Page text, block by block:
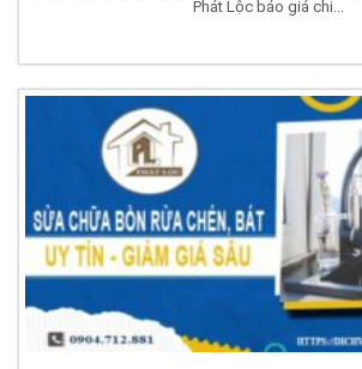
Phát Lộc báo giá chi...